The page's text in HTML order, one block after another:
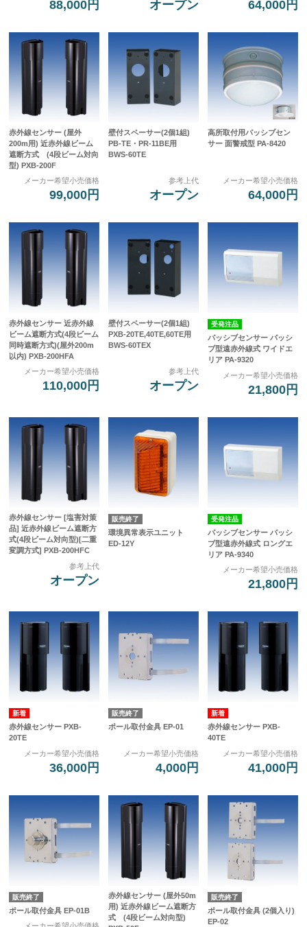
88,000円 オープン 64,000円
赤外線センサー (屋外
200m用) 近赤外線ビーム
遮断方式 (4段ビーム対向
型) PXB-200F
メーカー希望小売価格
99,000円
壁付スペーサー(2個1組)
PB-TE・PR-11BE用
BWS-60TE
参考上代
オープン
高所取付用パッシブセン
サー 面警戒型 PA-8420
メーカー希望小売価格
64,000円
赤外線センサー 近赤外線
ビーム遮断方式(4段ビーム
同時遮断方式)(屋外200m
以内) PXB-200HFA
メーカー希望小売価格
110,000円
壁付スペーサー(2個1組)
PXB-20TE,40TE,60TE用
BWS-60TEX
参考上代
オープン
受発注品
パッシブセンサー パッシ
ブ型遠赤外線式 ワイドエ
リア PA-9320
メーカー希望小売価格
21,800円
赤外線センサー [塩害対策
品] 近赤外線ビーム遮断方
式(4段ビーム対向型)[二重
変調方式] PXB-200HFC
参考上代
オープン
販売終了
環境異常表示ユニット
ED-12Y
受発注品
パッシブセンサー パッシ
ブ型遠赤外線式 ロングエ
リア PA-9340
メーカー希望小売価格
21,800円
赤外線センサー PXB-
20TE
メーカー希望小売価格
36,000円
販売終了
ポール取付金具 EP-01
メーカー希望小売価格
4,000円
赤外線センサー PXB-
40TE
メーカー希望小売価格
41,000円
販売終了
ポール取付金具 EP-01B
赤外線センサー (屋外50m
用) 近赤外線ビーム遮断方
式 (4段ビーム対向型)
販売終了
ポール取付金具 (2個入り)
EP-02